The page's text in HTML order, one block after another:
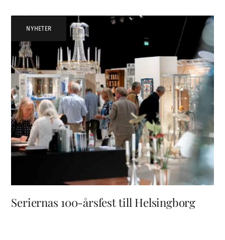
NYHETER
Seriernas 100-årsfest till Helsingborg